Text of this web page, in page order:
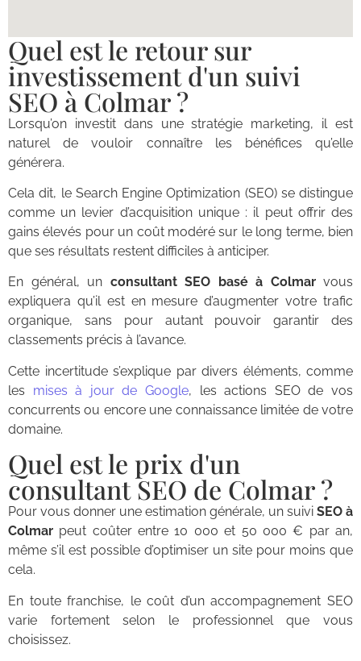
Quel est le retour sur
investissement d'un suivi
SEO à Colmar ?
Lorsqu’on investit dans une stratégie marketing, il est
naturel de vouloir connaître les bénéfices qu’elle
générera.
Cela dit, le Search Engine Optimization (SEO) se distingue
comme un levier d’acquisition unique : il peut offrir des
gains élevés pour un coût modéré sur le long terme, bien
que ses résultats restent difficiles à anticiper.
En général, un consultant SEO basé à Colmarvous
expliquera qu’il est en mesure d’augmenter votre trafic
organique, sans pour autant pouvoir garantir des
classements précis à l’avance.
Cette incertitude s’explique par divers éléments, comme
les mises à jour de Google, les actions SEO de vos
concurrents ou encore une connaissance limitée de votre
domaine.
Quel est le prix d'un
consultant SEO de Colmar ?
Pour vous donner une estimation générale, un suivi SEO à
Colmar peut coûter entre 10 000 et 50 000 € par an,
même s’il est possible d’optimiser un site pour moins que
cela.
En toute franchise, le coût d’un accompagnement SEO
varie fortement selon le professionnel que vous
choisissez.